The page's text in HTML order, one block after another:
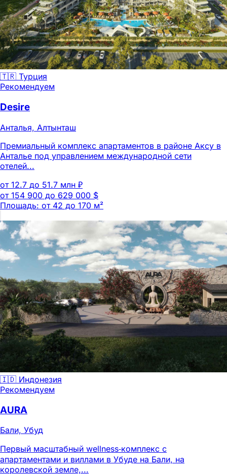
🇹🇷 Турция
Рекомендуем
Desire
Анталья, Алтынташ
Премиальный комплекс апартаментов в районе Аксу в
Анталье под управлением международной сети
отелей...
от 12.7 до 51.7 млн ₽
от 154 900 до 629 000 $
Площадь: от 42 до 170 м²
🇮🇩 Индонезия
Рекомендуем
AURA
Бали, Убуд
Первый масштабный wellness‑комплекс с
апартаментами и виллами в Убуде на Бали, на
королевской земле,...